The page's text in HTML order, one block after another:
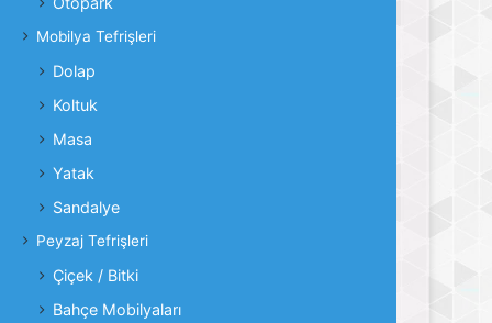
Mobilya Tefrişleri
Dolap
Koltuk
Masa
Yatak
Sandalye
Peyzaj Tefrişleri
Çiçek / Bitki
Bahçe Mobilyaları